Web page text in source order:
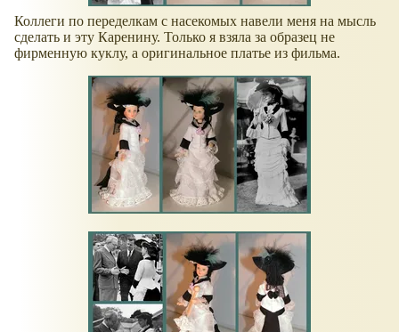
Коллеги по переделкам с насекомых навели меня на мысль
сделать и эту Каренину. Только я взяла за образец не
фирменную куклу, а оригинальное платье из фильма.